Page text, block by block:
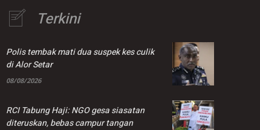
Terkini
Polis tembak mati dua suspek kes culik
di Alor Setar
08/08/2026
RCI Tabung Haji: NGO gesa siasatan
diteruskan, bebas campur tangan